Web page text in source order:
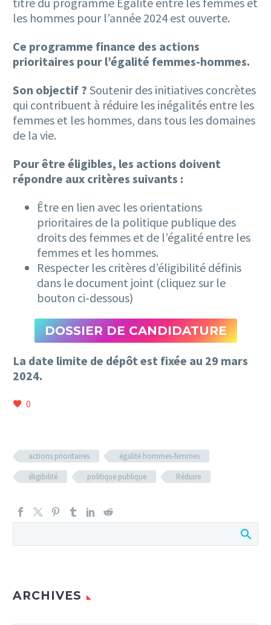
les hommes pour l’année 2024 est ouverte.
Ce programme finance des actions
prioritaires pour l’égalité femmes-hommes.
Son objectif ? Soutenir des initiatives concrètes
qui contribuent à réduire les inégalités entre les
femmes et les hommes, dans tous les domaines
de la vie.
Pour être éligibles, les actions doivent
répondre aux critères suivants :
Être en lien avec les orientations
prioritaires de la politique publique des
droits des femmes et de l’égalité entre les
femmes et les hommes.
Respecter les critères d’éligibilité définis
dans le document joint (cliquez sur le
bouton ci-dessous)
DOSSIER DE CANDIDATURE
La date limite de dépôt est fixée au 29 mars
2024.
0
actions prioritaires
égalité hommes-femmes
éligibilité
politique publique Réduire
ARCHIVES